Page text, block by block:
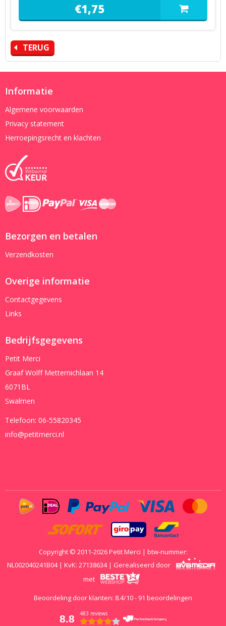
€1,75
TERUG
Informatie
Algemene voorwaarden
Privacy statement
Herroepingsrecht en klachten
Bezorgen en betalen
Verzendkosten
Overige informatie
Contactgegevens
Links
Bedrijfsgegevens
Petit Merci
Graaf Wolff Metternichlaan 14
6071BL
Swalmen
Telefoon: 06-55820345
info@petitmerci.nl
Copyright © 2011-2026 Petit Merci | btw-nummer:
NL002040241B04 | KvK: 27138634 | Gerealiseerd door
met
Beoordeling door klanten: 8.4/10- 91 beoordelingen
8.8 483 reviews